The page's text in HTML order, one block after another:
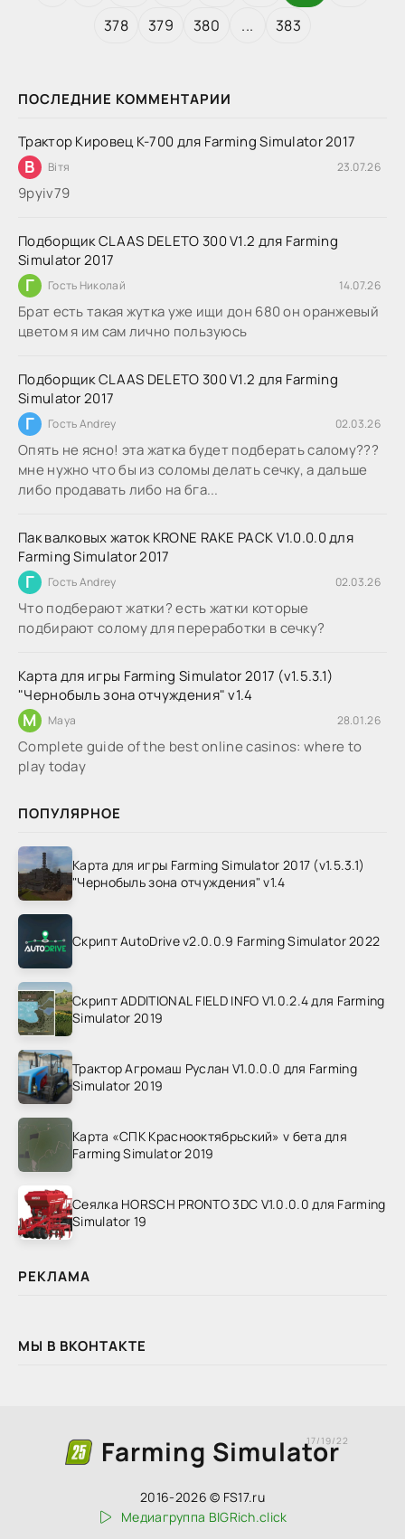
ПОСЛЕДНИЕ КОММЕНТАРИИ
Трактор Кировец К-700 для Farming Simulator 2017
В Вітя 23.07.26
9руіv79
Подборщик CLAAS DELETO 300 V1.2 для Farming
Simulator 2017
Г Гость Николай 14.07.26
Брат есть такая жутка уже ищи дон 680 он оранжевый
цветом я им сам лично пользуюсь
Подборщик CLAAS DELETO 300 V1.2 для Farming
Simulator 2017
Г Гость Andrey 02.03.26
Опять не ясно! эта жатка будет подберать салому???
мне нужно что бы из соломы делать сечку, а дальше
либо продавать либо на бга...
Пак валковых жаток KRONE RAKE PACK V1.0.0.0 для
Farming Simulator 2017
Г Гость Andrey 02.03.26
Что подберают жатки? есть жатки которые
подбирают солому для переработки в сечку?
Карта для игры Farming Simulator 2017 (v1.5.3.1)
"Чернобыль зона отчуждения" v1.4
M Maya 28.01.26
Complete guide of the best online casinos: where to
play today
378
379 380 ... 383
ПОПУЛЯРНОЕ
Карта для игры Farming Simulator 2017 (v1.5.3.1)
"Чернобыль зона отчуждения" v1.4
Скрипт AutoDrive v2.0.0.9 Farming Simulator 2022
Скрипт ADDITIONAL FIELD INFO V1.0.2.4 для Farming
Simulator 2019
Трактор Агромаш Руслан V1.0.0.0 для Farming
Simulator 2019
Карта «СПК Краснооктябрьский» v бета для
Farming Simulator 2019
Сеялка HORSCH PRONTO 3DC V1.0.0.0 для Farming
Simulator 19
РЕКЛАМА
МЫ В ВКОНТАКТЕ
Farming Simulator
17/19/22
2016-2026 © FS17.ru
Медиагруппа BIGRich.click